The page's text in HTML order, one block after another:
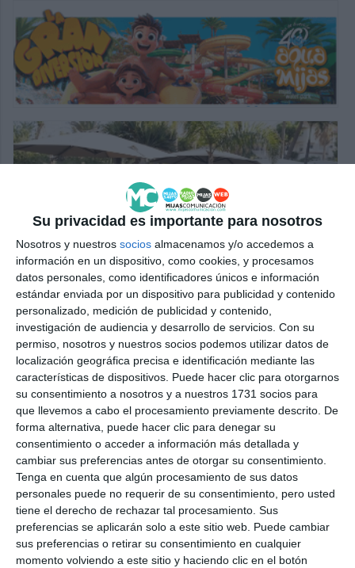
Su privacidad es importante para nosotros
Nosotros y nuestros socios almacenamos y/o accedemos a
información en un dispositivo, como cookies, y procesamos
datos personales, como identificadores únicos e información
estándar enviada por un dispositivo para publicidad y contenido
personalizado, medición de publicidad y contenido,
investigación de audiencia y desarrollo de servicios. Con su
permiso, nosotros y nuestros socios podemos utilizar datos de
localización geográfica precisa e identificación mediante las
características de dispositivos. Puede hacer clic para otorgarnos
su consentimiento a nosotros y a nuestros 1731 socios para
que llevemos a cabo el procesamiento previamente descrito. De
forma alternativa, puede hacer clic para denegar su
consentimiento o acceder a información más detallada y
cambiar sus preferencias antes de otorgar su consentimiento.
Tenga en cuenta que algún procesamiento de sus datos
personales puede no requerir de su consentimiento, pero usted
tiene el derecho de rechazar tal procesamiento. Sus
preferencias se aplicarán solo a este sitio web. Puede cambiar
sus preferencias o retirar su consentimiento en cualquier
momento volviendo a este sitio y haciendo clic en el botón